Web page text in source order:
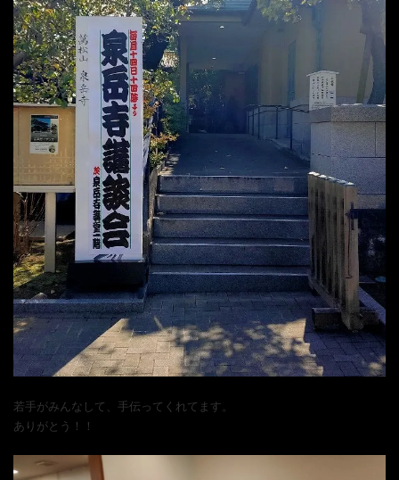
若手がみんなして、手伝ってくれてます。
ありがとう！！